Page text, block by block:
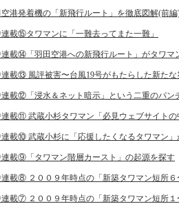
港発着機の「新飛行ルート」を徹底図解(前編
載⑮タワマンに「一難去ってまた一難」
連載⑭「羽田空港への新飛行ルート」がタワマ
連載⑬ 風評被害〜台風19号がもたらした新たな
連載⑫「浸水＆ネット暗示」という二重のパン
連載⑪ 武蔵小杉タワマン「必見ウェブサイトの
連載⑩ 武蔵小杉に「応援したくなるタワマン」
連載⑨「タワマン階層カースト」の起源を探す
連載⑧ ２００９年時点の「新築タワマン短所
連載⑦ ２００９年時点の「新築タワマン短所